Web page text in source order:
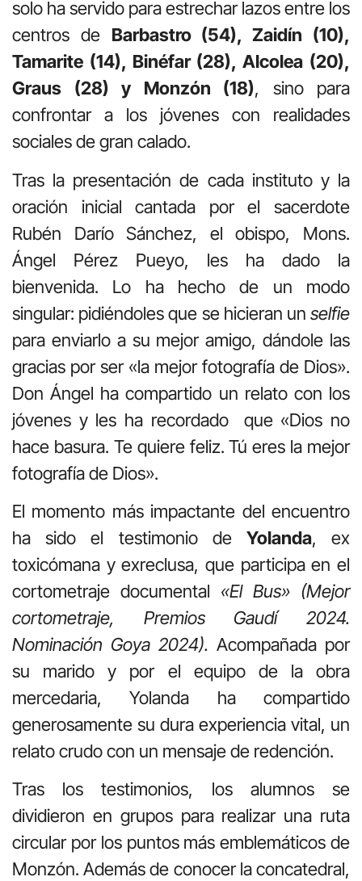
solo ha servido para estrechar lazos entre los
centros de Barbastro (54), Zaidín (10),
Tamarite (14), Binéfar (28), Alcolea (20),
Graus (28) y Monzón (18), sino para
confrontar a los jóvenes con realidades
sociales de gran calado.
Tras la presentación de cada instituto y la
oración inicial cantada por el sacerdote
Rubén Darío Sánchez, el obispo, Mons.
Ángel Pérez Pueyo, les ha dado la
bienvenida. Lo ha hecho de un modo
singular: pidiéndoles que se hicieran un selfie
para enviarlo a su mejor amigo, dándole las
gracias por ser «la mejor fotografía de Dios».
Don Ángel ha compartido un relato con los
jóvenes y les ha recordado que «Dios no
hace basura. Te quiere feliz. Tú eres la mejor
fotografía de Dios».
El momento más impactante del encuentro
ha sido el testimonio de Yolanda, ex
toxicómana y exreclusa, que participa en el
cortometraje documental «El Bus» (Mejor
cortometraje, Premios Gaudí 2024.
Nominación Goya 2024). Acompañada por
su marido y por el equipo de la obra
mercedaria, Yolanda ha compartido
generosamente su dura experiencia vital, un
relato crudo con un mensaje de redención.
Tras los testimonios, los alumnos se
dividieron en grupos para realizar una ruta
circular por los puntos más emblemáticos de
Monzón. Además de conocer la concatedral,